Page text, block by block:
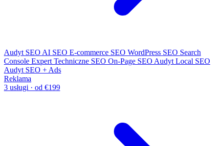
Audyt SEO AI SEO E-commerce SEO WordPress SEO Search
Console Expert Techniczne SEO On-Page SEO Audyt Local SEO
Audyt SEO + Ads
Reklama
3 usługi · od €199